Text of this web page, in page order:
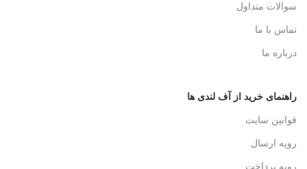
سوالات متداول
تماس با ما
درباره ما
راهنمای خرید از آف لندی ها
قوانین سایت
رویه ارسال
رویه پرداخت